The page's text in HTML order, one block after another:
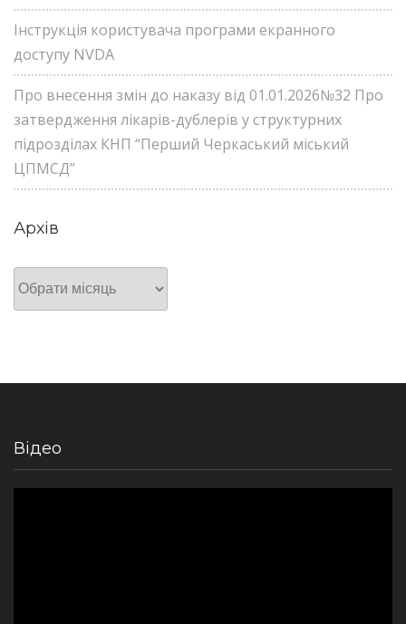
Інструкція користувача програми екранного
доступу NVDA
Про внесення змін до наказу від 01.01.2026№32 Про
затвердження лікарів-дублерів у структурних
підрозділах КНП “Перший Черкаський міський
ЦПМСД”
Архів
Архів
Відео